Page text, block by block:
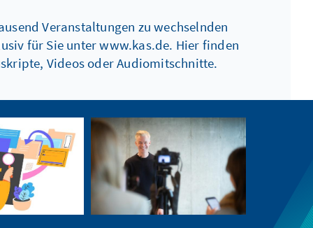
Veranstaltungen zu wechselnden
für Sie unter www.kas.de. Hier finden
Videos oder Audiomitschnitte.